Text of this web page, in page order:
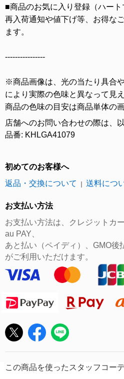
■商品のお気に入り登録（ハート
再入荷通知や値下げ等、お得な
ます。
----------------
※商品画像は、光の当たり具合
により実際の色味と異なって見
商品の色味の目安は商品単体の
店舗へのお問い合わせの際は、
品番: KHLGA41079
初めてのお客様へ
返品・交換について
｜ 送料につ
お支払い方法
お支払い方法は、クレジットカ
au PAY、
あと払い（ペイディ）、GMO後
がご利用いただけます。
この商品を使ったスタッフコー